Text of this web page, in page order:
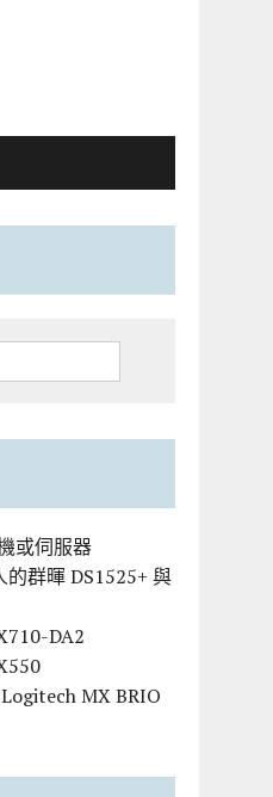
或伺服器
群暉 DS1525+ 與
DA2
MX BRIO